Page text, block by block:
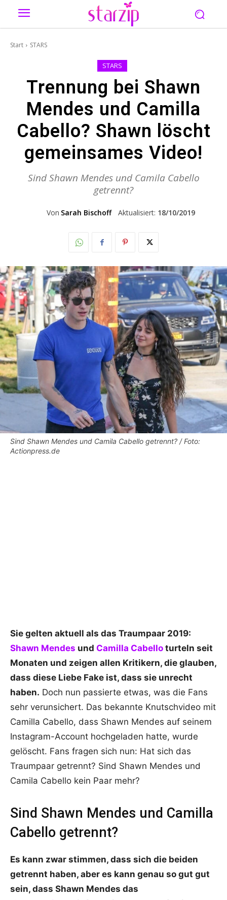
Start STARS
STARS
Trennung bei Shawn
Mendes und Camilla
Cabello? Shawn löscht
gemeinsames Video!
Sind Shawn Mendes und Camila Cabello
getrennt?
Von Sarah Bischoff Aktualisiert: 18/10/2019
Sind Shawn Mendes und Camila Cabello getrennt? / Foto:
Actionpress.de
Sie gelten aktuell als das Traumpaar 2019:
Shawn Mendes und Camilla Cabello turteln seit
Monaten und zeigen allen Kritikern, die glauben,
dass diese Liebe Fake ist, dass sie unrecht
haben. Doch nun passierte etwas, was die Fans
sehr verunsichert. Das bekannte Knutschvideo mit
Camilla Cabello, dass Shawn Mendes auf seinem
Instagram-Account hochgeladen hatte, wurde
gelöscht. Fans fragen sich nun: Hat sich das
Traumpaar getrennt? Sind Shawn Mendes und
Camila Cabello kein Paar mehr?
Sind Shawn Mendes und Camilla
Cabello getrennt?
Es kann zwar stimmen, dass sich die beiden
getrennt haben, aber es kann genau so gut gut
sein, dass Shawn Mendes das